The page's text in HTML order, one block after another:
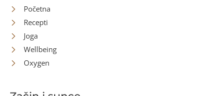
Početna
Recepti
Joga
Wellbeing
Oxygen